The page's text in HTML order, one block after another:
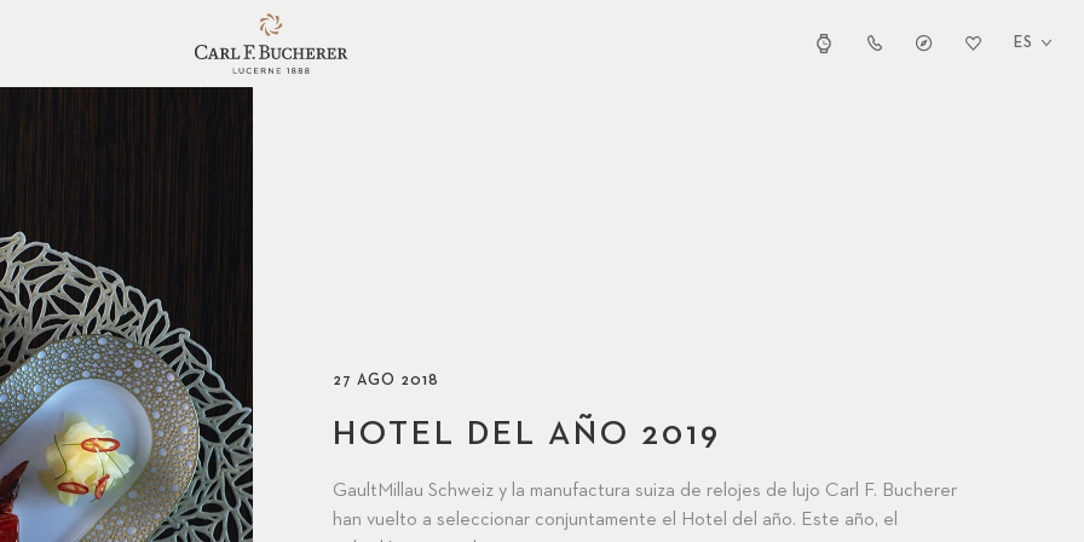
ES
27 AGO 2018
HOTEL DEL AÑO 2019
GaultMillau Schweiz y la manufactura suiza de relojes de lujo Carl F. Bucherer
han vuelto a seleccionar conjuntamente el Hotel del año. Este año, el